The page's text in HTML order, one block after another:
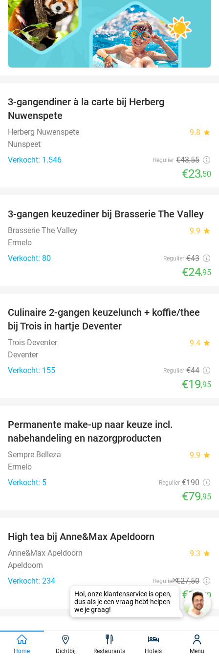
3-gangendiner à la carte bij Herberg
Nuwenspete
Herberg Nuwenspete 9.8 star
Nunspeet
Verkocht: 1.546
Regulier €43,55
€23,50
42%
3-gangen keuzediner bij Brasserie The Valley
Brasserie The Valley 9.9 star
Ermelo
Verkocht: 80
Regulier €43
€24,95
55%
Culinaire 2-gangen keuzelunch + koffie/thee
bij Trois in hartje Deventer
Trois Deventer 9.4 star
Deventer
Verkocht: 155
Regulier €44
€19,95
Permanente make-up naar keuze incl.
nabehandeling en nazorgproducten
Sempre Belleza 9.9 star
Ermelo
Verkocht: 5
Regulier €190
€79,95
High tea bij Anne&Max Apeldoorn
Anne&Max Apeldoorn 9.3 star
Apeldoorn
Verkocht: 234
Regulier €27,50
€19,50
38%
favorite_border
Entree tot Bellewaerde Park
Bellewaerde Park 9.6star
Home Dichtbij Restaurants Hotels Menu